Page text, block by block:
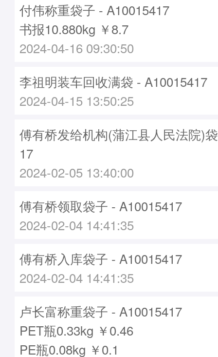
付伟称重袋子 - A10015417
书报10.880kg ￥8.7
2024-04-16 09:30:50
李祖明装车回收满袋 - A10015417
2024-04-15 13:50:25
傅有桥发给机构(蒲江县人民法院)
17
2024-02-05 13:40:00
傅有桥领取袋子 - A10015417
2024-02-04 14:41:35
傅有桥入库袋子 - A10015417
2024-02-04 14:41:35
卢长富称重袋子 - A10015417
PET瓶0.33kg ￥0.46
PE瓶0.08kg ￥0.1